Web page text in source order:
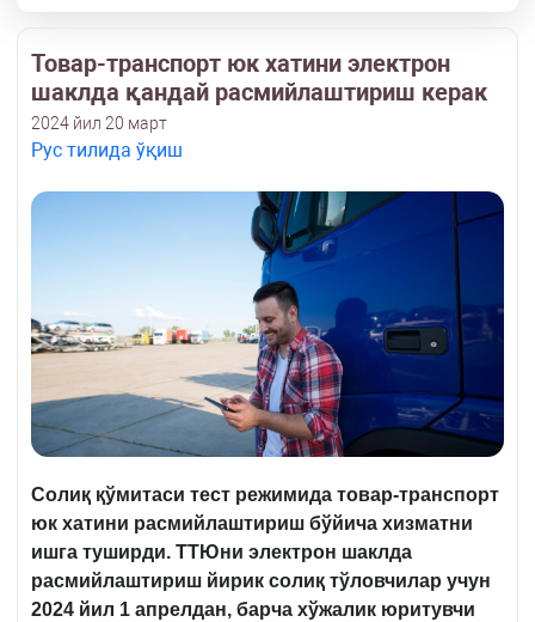
Товар-транспорт юк хатини электрон
шаклда қандай расмийлаштириш керак
2024 йил 20 март
Рус тилида ўқиш
Солиқ қўмитаси тест режимида товар-транспорт
юк хатини расмийлаштириш бўйича хизматни
ишга туширди. ТТЮни электрон шаклда
расмийлаштириш йирик солиқ тўловчилар учун
2024 йил 1 апрелдан, барча хўжалик юритувчи